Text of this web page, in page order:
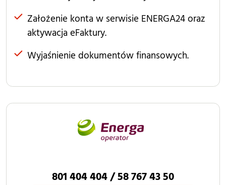
Założenie konta w serwisie ENERGA24 oraz
aktywacja eFaktury.
Wyjaśnienie dokumentów finansowych.
801 404 404 / 58 767 43 50